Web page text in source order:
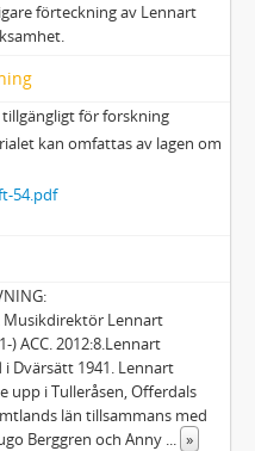
förteckning av Lennart
för forskning
kan omfattas av lagen om
54.pdf
Musikdirektör Lennart
) ACC. 2012:8.Lennart
i Dvärsätt 1941. Lennart
upp i Tulleråsen, Offerdals
län tillsammans med
Berggren och Anny ... »